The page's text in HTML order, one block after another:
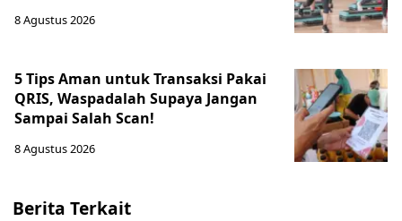
8 Agustus 2026
5 Tips Aman untuk Transaksi Pakai
QRIS, Waspadalah Supaya Jangan
Sampai Salah Scan!
8 Agustus 2026
Berita Terkait